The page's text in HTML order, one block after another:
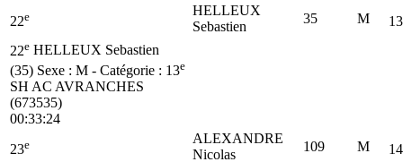
22e
HELLEUX
Sebastien
35 M
13
22e HELLEUX Sebastien
(35) Sexe : M - Catégorie : 13e
SH AC AVRANCHES
(673535)
00:33:24
23e
ALEXANDRE
Nicolas
109 M
14